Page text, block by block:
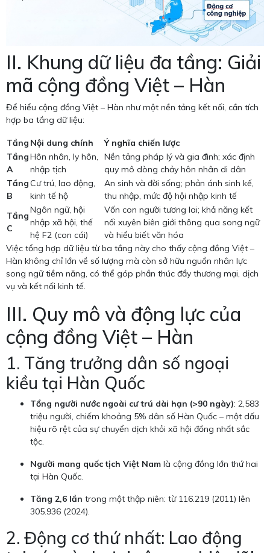
II. Khung dữ liệu đa tầng: Giải
mã cộng đồng Việt – Hàn
Để hiểu cộng đồng Việt – Hàn như một nền tảng kết nối, cần tích
hợp ba tầng dữ liệu:
Tầng Nội dung chính
Ý nghĩa chiến lược
Tầng
A
Hôn nhân, ly hôn,
nhập tịch
Nền tảng pháp lý và gia đình; xác định
quy mô dòng chảy hôn nhân di dân
Tầng
B
Cư trú, lao động,
kinh tế hộ
An sinh và đời sống; phản ánh sinh kế,
thu nhập, mức độ hội nhập kinh tế
Tầng
C
Ngôn ngữ, hội
nhập xã hội, thế
hệ F2 (con cái)
Vốn con người tương lai; khả năng kết
nối xuyên biên giới thông qua song ngữ
và hiểu biết văn hóa
Việc tổng hợp dữ liệu từ ba tầng này cho thấy cộng đồng Việt –
Hàn không chỉ lớn về số lượng mà còn sở hữu nguồn nhân lực
song ngữ tiềm năng, có thể góp phần thúc đẩy thương mại, dịch
vụ và kết nối kinh tế.
III. Quy mô và động lực của
cộng đồng Việt – Hàn
1. Tăng trưởng dân số ngoại
kiều tại Hàn Quốc
Tổng người nước ngoài cư trú dài hạn (>90 ngày): 2,583
triệu người, chiếm khoảng 5% dân số Hàn Quốc – một dấu
hiệu rõ rệt của sự chuyển dịch khỏi xã hội đồng nhất sắc
tộc.
Người mang quốc tịch Việt Nam là cộng đồng lớn thứ hai
tại Hàn Quốc.
Tăng 2,6 lần trong một thập niên: từ 116.219 (2011) lên
305.936 (2024).
2. Động cơ thứ nhất: Lao động